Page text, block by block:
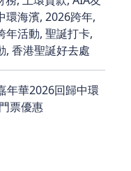
環海濱, 2026跨年,
年活動, 聖誕打卡,
, 香港聖誕好去處
年華2026回歸中環
票優惠